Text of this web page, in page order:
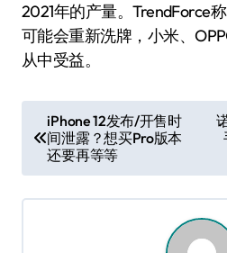
2021年的产量。TrendForce
可能会重新洗牌，小米、
从中受益。
章
导
航
iPhone 12发布/开售时
间泄露？想买Pro版本
还要再等等